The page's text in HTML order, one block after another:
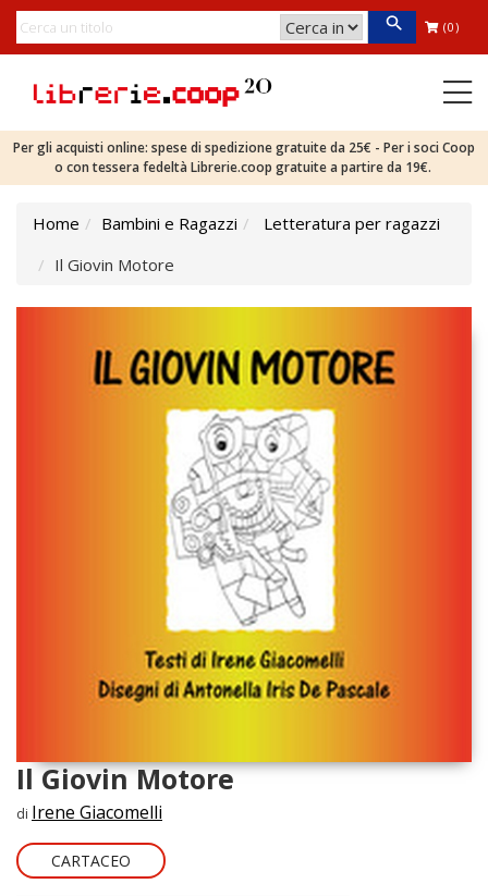
(0)
Per gli acquisti online: spese di spedizione gratuite da 25€ - Per i soci Coop
o con tessera fedeltà Librerie.coop gratuite a partire da 19€.
Home Bambini e Ragazzi
Letteratura per ragazzi
Il Giovin Motore
Il Giovin Motore
di Irene Giacomelli
CARTACEO